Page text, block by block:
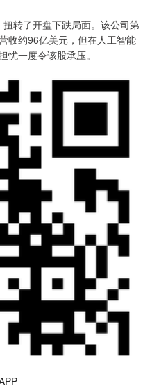
转了开盘下跌局面。该公司第
收约96亿美元，但在人工智能
一度令该股承压。